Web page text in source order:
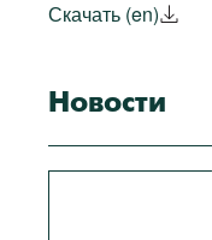
Скачать (en)
Новости